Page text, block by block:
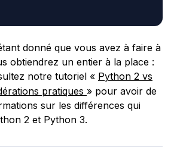
donné que vous avez à faire à
obtiendrez un entier à la place :
notre tutoriel « Python 2 vs
pratiques » pour avoir de
sur les différences qui
2 et Python 3.